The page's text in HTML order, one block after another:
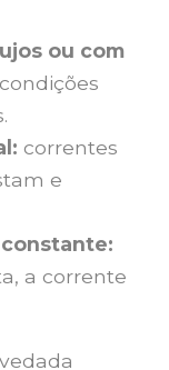
ou com
correntes
e
a corrente